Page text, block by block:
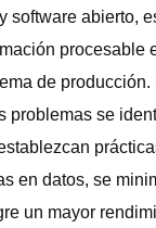
software abierto,
procesable
de producción.
problemas se
en datos, se
un mayor